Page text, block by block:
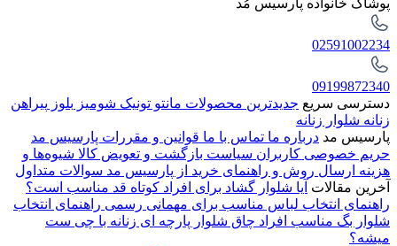
02591002234
09199872340
دسترسی سریع جدیدترین محصولات مانتو تونیک شومیز بلوز پیراهن
زنانه شلوار زنانه
پارسیس مد درباره ما تماس با ما قوانین و مقررات پارسیس مد
حریم خصوصی کاربران سیاست بازگشت و تعویض کالا شیوه‌ها و
هزینه ارسال روش و راهنمای خرید از پارسیس مد سوالات متداول
آخرین مقالات آیا شلوار گشاد برای افراد کوتاه قد مناسب است؟
راهنمای انتخاب لباس مناسب برای مهمانی رسمی راهنمای انتخاب
شلوار بگ مناسب افراد چاق شلوار پارچه ای زنانه با چی ست
میشه؟